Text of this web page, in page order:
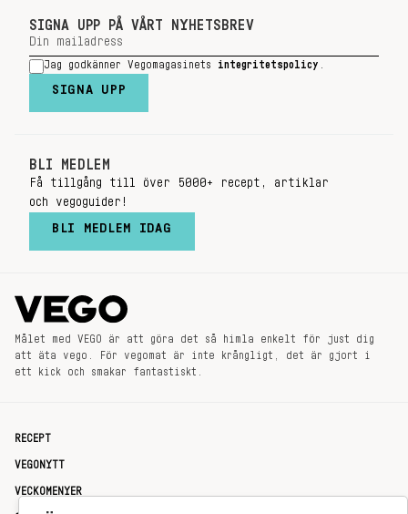
SIGNA UPP PÅ VÅRT NYHETSBREV
Jag godkänner Vegomagasinets integritetspolicy
SIGNA UPP
BLI MEDLEM
Få tillgång till över 5000+ recept, artiklar
och vegoguider!
BLI MEDLEM IDAG
Målet med VEGO är att göra det så himla enkelt för just dig
att äta vego. För vegomat är inte krångligt, det är gjort i
ett kick och smakar fantastiskt.
RECEPT
VEGONYTT
VECKOMENYER